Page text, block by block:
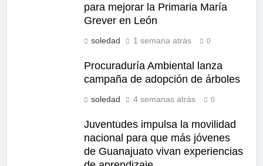
para mejorar la Primaria María
Grever en León
soledad 1 semana atrás 0
Procuraduría Ambiental lanza
campaña de adopción de árboles
soledad 4 semanas atrás 0
Juventudes impulsa la movilidad
nacional para que más jóvenes
de Guanajuato vivan experiencias